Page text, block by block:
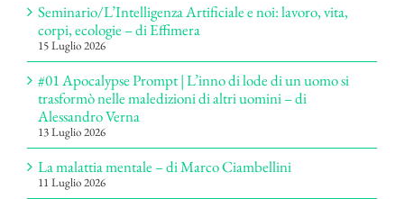
Seminario/L’Intelligenza Artificiale e noi: lavoro, vita,
corpi, ecologie – di Effimera
15 Luglio 2026
#01 Apocalypse Prompt | L’inno di lode di un uomo si
trasformò nelle maledizioni di altri uomini – di
Alessandro Verna
13 Luglio 2026
La malattia mentale – di Marco Ciambellini
11 Luglio 2026